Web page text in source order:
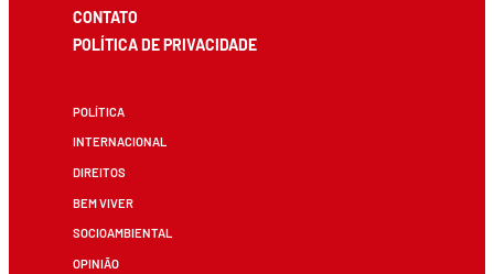
CONTATO
POLÍTICA DE PRIVACIDADE
POLÍTICA
INTERNACIONAL
DIREITOS
BEM VIVER
SOCIOAMBIENTAL
OPINIÃO